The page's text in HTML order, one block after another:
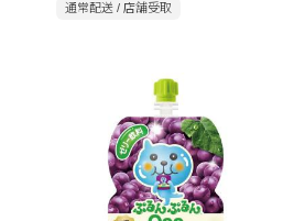
通常配送 / 店舗受取